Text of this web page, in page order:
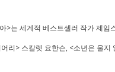
는 세계적 베스트셀러 작가 제
> 스칼렛 요한슨, <소년은 울